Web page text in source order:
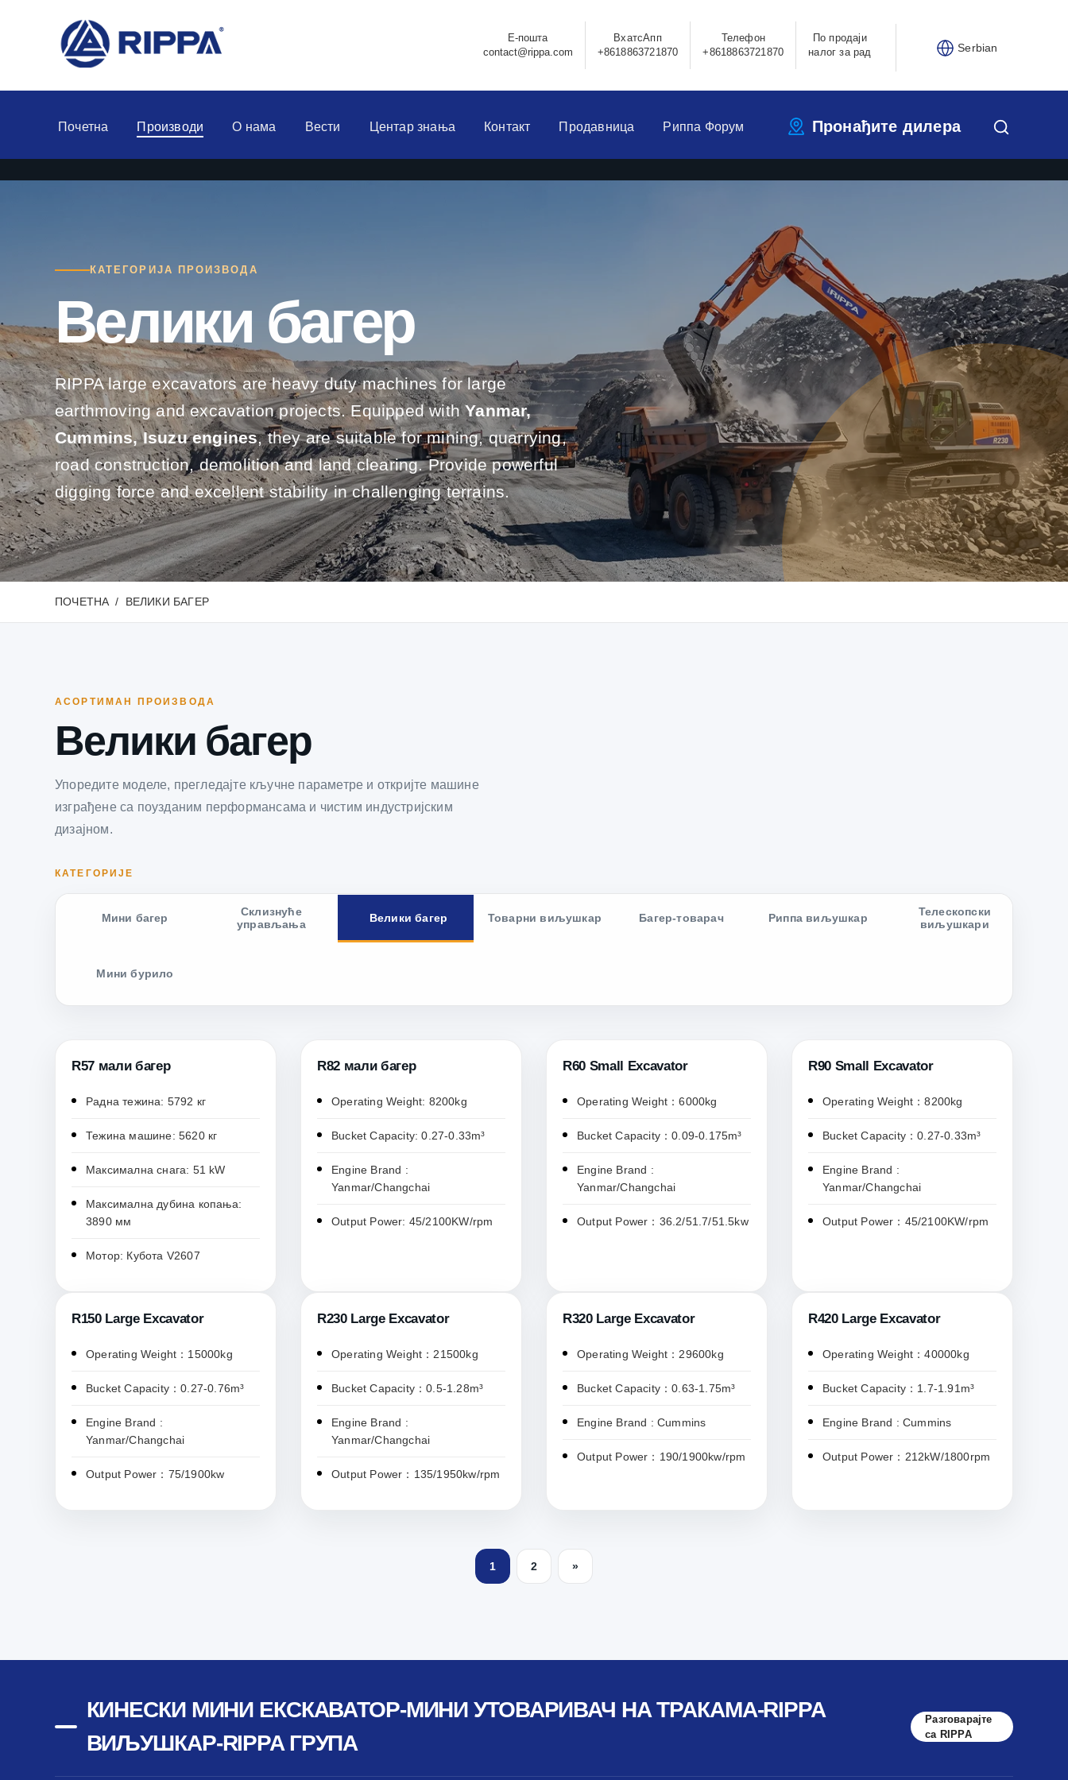
Е-пошта
contact@rippa.com
ВхатсАпп
+8618863721870
Телефон
+8618863721870
По продаји
налог за рад
Serbian
Почетна Производи О нама Вести Центар знања Контакт Продавница Риппа Форум Пронађите дилера
КАТЕГОРИЈА ПРОИЗВОДА
Велики багер
RIPPA large excavators are heavy duty machines for large
earthmoving and excavation projects. Equipped withYanmar,
Cummins, Isuzu engines, they are suitable for mining, quarrying,
road construction, demolition and land clearing. Provide powerful
digging force and excellent stability in challenging terrains.
ПОЧЕТНА ВЕЛИКИ БАГЕР
АСОРТИМАН ПРОИЗВОДА
Велики багер
Упоредите моделе, прегледајте кључне параметре и откријте машине
изграђене са поузданим перформансама и чистим индустријским
дизајном.
КАТЕГОРИЈЕ
Мини багер
Склизнуће
управљања
Велики багер Товарни виљушкар Багер-товарач Риппа виљушкар
Телескопски
виљушкари
Мини бурило
R57 мали багер
Радна тежина: 5792 кг
Тежина машине: 5620 кг
Максимална снага: 51 kW
Максимална дубина копања:
3890 мм
Мотор: Кубота V2607
R82 мали багер
Operating Weight: 8200kg
Bucket Capacity: 0.27-0.33m³
Engine Brand :
Yanmar/Changchai
Output Power: 45/2100KW/rpm
R60 Small Excavator
Operating Weight：6000kg
Bucket Capacity：0.09-0.175m³
Engine Brand :
Yanmar/Changchai
Output Power：36.2/51.7/51.5kw
R90 Small Excavator
Operating Weight：8200kg
Bucket Capacity：0.27-0.33m³
Engine Brand :
Yanmar/Changchai
Output Power：45/2100KW/rpm
R150 Large Excavator
Operating Weight：15000kg
Bucket Capacity：0.27-0.76m³
Engine Brand :
Yanmar/Changchai
Output Power：75/1900kw
R230 Large Excavator
Operating Weight：21500kg
Bucket Capacity：0.5-1.28m³
Engine Brand :
Yanmar/Changchai
Output Power：135/1950kw/rpm
R320 Large Excavator
Operating Weight：29600kg
Bucket Capacity：0.63-1.75m³
Engine Brand : Cummins
Output Power：190/1900kw/rpm
R420 Large Excavator
Operating Weight：40000kg
Bucket Capacity：1.7-1.91m³
Engine Brand : Cummins
Output Power：212kW/1800rpm
1 2 »
КИНЕСКИ МИНИ ЕКСКАВАТОР-МИНИ УТОВАРИВАЧ НА ТРАКАМА-RIPPA
ВИЉУШКАР-RIPPA ГРУПА
Разговарајте
са RIPPA